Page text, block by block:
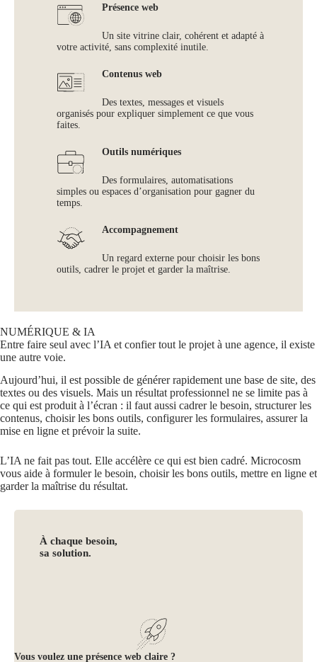
Présence web
Un site vitrine clair, cohérent et adapté à
votre activité, sans complexité inutile.
Contenus web
Des textes, messages et visuels
organisés pour expliquer simplement ce que vous
faites.
Outils numériques
Des formulaires, automatisations
simples ou espaces d’organisation pour gagner du
temps.
Accompagnement
Un regard externe pour choisir les bons
outils, cadrer le projet et garder la maîtrise.
NUMÉRIQUE & IA
Entre faire seul avec l’IA et confier tout le projet à une agence, il existe
une autre voie.
Aujourd’hui, il est possible de générer rapidement une base de site, des
textes ou des visuels. Mais un résultat professionnel ne se limite pas à
ce qui est produit à l’écran : il faut aussi cadrer le besoin, structurer les
contenus, choisir les bons outils, configurer les formulaires, assurer la
mise en ligne et prévoir la suite.
L’IA ne fait pas tout. Elle accélère ce qui est bien cadré. Microcosm
vous aide à formuler le besoin, choisir les bons outils, mettre en ligne et
garder la maîtrise du résultat.
À chaque besoin,
sa solution.
Vous voulez une présence web claire ?